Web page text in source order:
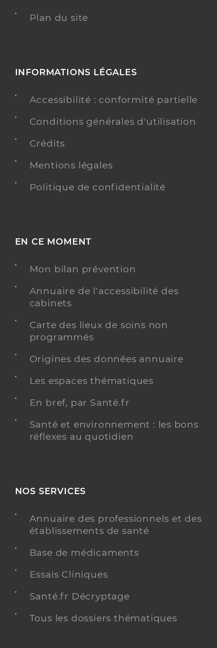
Plan du site
INFORMATIONS LÉGALES
Accessibilité : conformité partielle
Conditions générales d'utilisation
Crédits
Mentions légales
Politique de confidentialité
EN CE MOMENT
Mon bilan prévention
Annuaire de l'accessibilité des
cabinets
Carte des lieux de soins non
programmés
Origines des données annuaire
Les espaces thématiques
En bref, par Santé.fr
Santé et environnement : les bons
réflexes au quotidien
NOS SERVICES
Annuaire des professionnels et des
établissements de santé
Base de médicaments
Essais Cliniques
Santé.fr Décryptage
Tous les dossiers thématiques